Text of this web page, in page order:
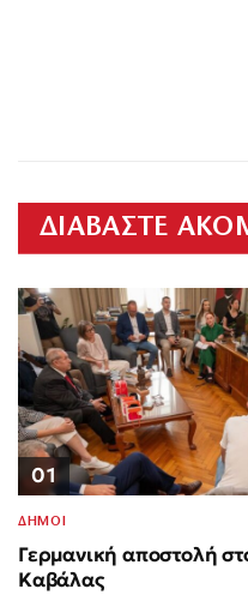
ΔΙΑΒΑΣΤΕ
01
ΔΗΜΟΙ
Γερμανική αποστολή
Καβάλας